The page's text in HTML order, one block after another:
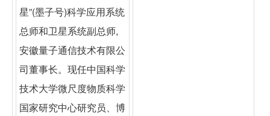
星”(墨子号)科学应用系统
总师和卫星系统副总师,
安徽量子通信技术有限公
司董事长。现任中国科学
技术大学微尺度物质科学
国家研究中心研究员、博